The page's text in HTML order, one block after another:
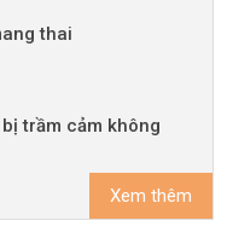
thai
trầm cảm không
Xem thêm